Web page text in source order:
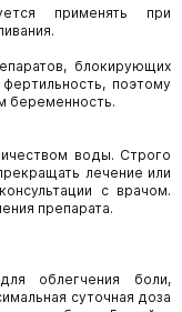
применять при
блокирующих
поэтому
беременность.
воды. Строго
лечение или
с врачом.
препарата.
облегчения боли,
суточная доза